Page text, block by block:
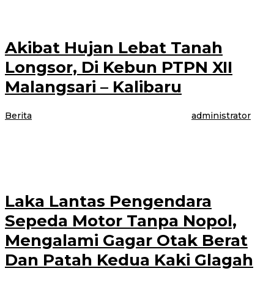
Akibat Hujan Lebat Tanah
Longsor, Di Kebun PTPN XII
Malangsari – Kalibaru
Berita administrator
Laka Lantas Pengendara
Sepeda Motor Tanpa Nopol,
Mengalami Gagar Otak Berat
Dan Patah Kedua Kaki Glagah